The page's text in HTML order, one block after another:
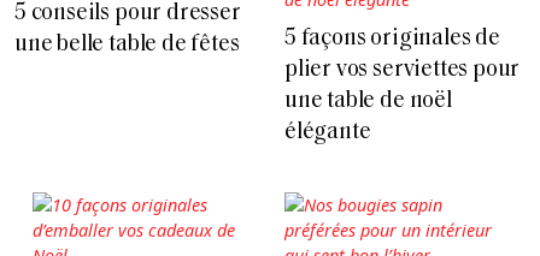
5 conseils pour dresser
une belle table de fêtes
5 façons originales de
plier vos serviettes pour
une table de noël
élégante